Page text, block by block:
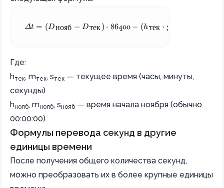
\Delta t = (D_{нояб} - D_\text{тек}) \cdot 86400 -
Δt = (Dнояб − Dтек ) ⋅ 86400 − (hтек ⋅ 3600
Где:
hтек, mтек, sтек — текущее время (часы, минуты,
секунды)
hнояб, mнояб, sнояб — время начала ноября (обычно
00:00:00)
Формулы перевода секунд в другие
единицы времени
После получения общего количества секунд,
можно преобразовать их в более крупные единицы